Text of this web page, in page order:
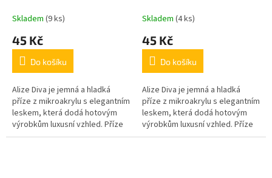
Skladem (9 ks)
45 Kč
Do košíku
Alize Diva je jemná a hladká
příze z mikroakrylu s elegantním
leskem, která dodá hotovým
výrobkům luxusní vzhled. Příze
je příjemná na dotek, krásně
Skladem (4 ks)
45 Kč
Do košíku
Alize Diva je jemná a hladká
příze z mikroakrylu s elegantním
leskem, která dodá hotovým
výrobkům luxusní vzhled. Příze
je příjemná na dotek, krásně